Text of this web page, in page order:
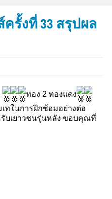
รั้งที่ 33 สรุปผล
ทอง 2 ทองแดง
ทในการฝึกซ้อมอย่างต่อ
รับเยาวชนรุ่นหลัง ขอบคุณที่